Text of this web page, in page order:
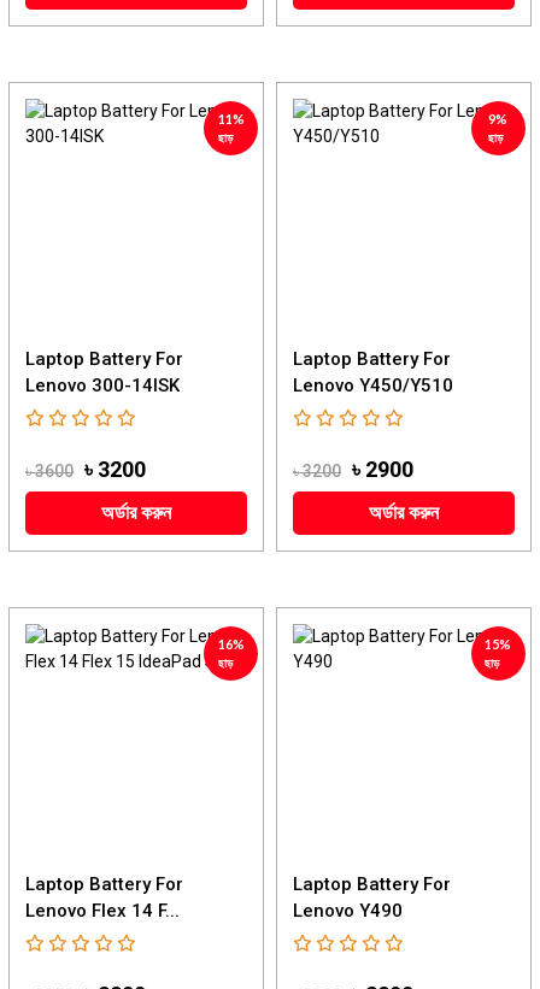
11%
ছাড়
Laptop Battery For
Lenovo 300-14ISK
৳ 3600 ৳ 3200
অর্ডার করুন
9%
ছাড়
Laptop Battery For
Lenovo Y450/Y510
৳ 3200 ৳ 2900
অর্ডার করুন
16%
ছাড়
Laptop Battery For
Lenovo Flex 14 F...
15%
ছাড়
Laptop Battery For
Lenovo Y490